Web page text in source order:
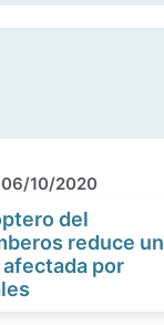
06/10/2020
del
reduce un
por